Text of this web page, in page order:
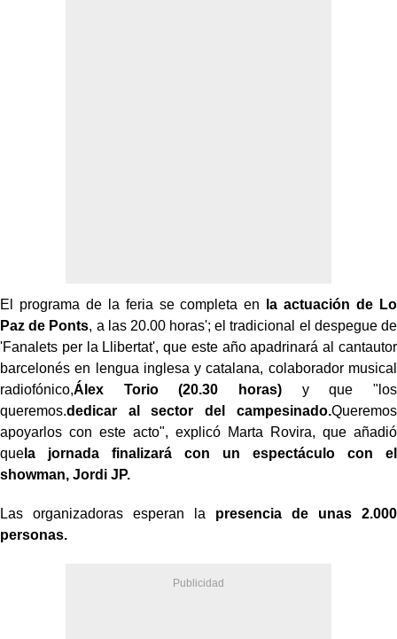
El programa de la feria se completa en
la actuación de Lo
Paz de Ponts, a las 20.00 horas'; el tradicional el despegue de
'Fanalets per la Llibertat', que este año apadrinará al cantautor
barcelonés en lengua inglesa y catalana, colaborador musical
radiofónico,Álex Torio (20.30 horas)y que "los
queremos.dedicar al sector del campesinado.Queremos
apoyarlos con este acto", explicó Marta Rovira, que añadió
que la jornada finalizará con un espectáculo con el
showman, Jordi JP.
Las organizadoras esperan la presencia de unas 2.000
personas.